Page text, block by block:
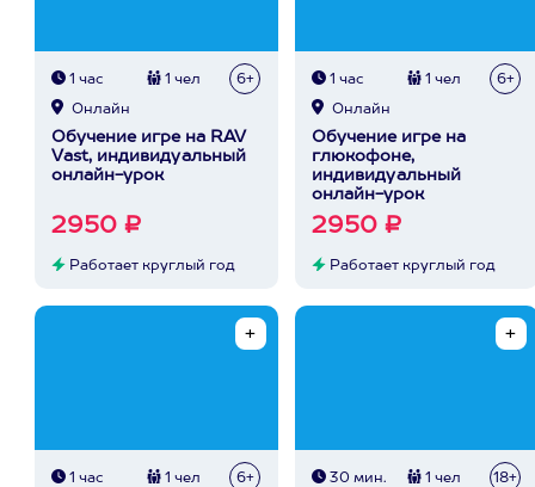
1 час 1 чел 6+
Онлайн
Обучение игре на RAV
Vast, индивидуальный
онлайн-урок
2950 ₽
Работает круглый год
1 час 1 чел 6+
Онлайн
Обучение игре на
глюкофоне,
индивидуальный
онлайн-урок
2950 ₽
Работает круглый год
1 час 1 чел 6+ 30 мин. 1 чел 18+